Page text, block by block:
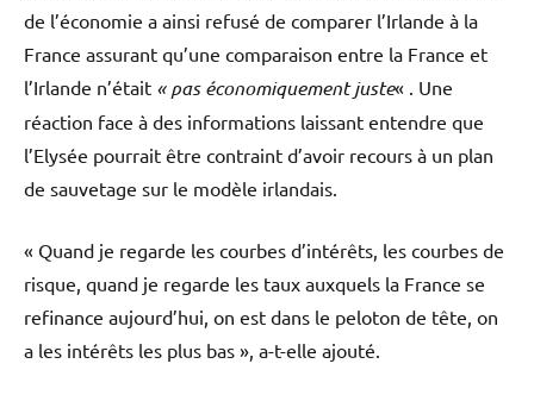
de l’économie a ainsi refusé de comparer l’Irlande à la
France assurant qu’une comparaison entre la France et
l’Irlande n’était « pas économiquement juste« . Une
réaction face à des informations laissant entendre que
l’Elysée pourrait être contraint d’avoir recours à un plan
de sauvetage sur le modèle irlandais.
« Quand je regarde les courbes d’intérêts, les courbes de
risque, quand je regarde les taux auxquels la France se
refinance aujourd’hui, on est dans le peloton de tête, on
a les intérêts les plus bas », a-t-elle ajouté.